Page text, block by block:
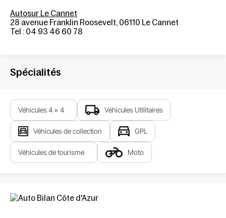
Autosur Le Cannet
28 avenue Franklin Roosevelt, 06110 Le Cannet
Tel : 04 93 46 60 78
Spécialités
Véhicules 4 x 4 Véhicules Utilitaires
Véhicules de collection GPL
Véhicules de tourisme Moto